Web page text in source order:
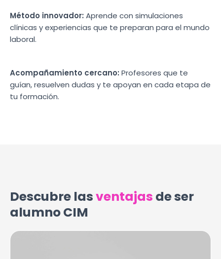
Método innovador: Aprende con simulaciones
clínicas y experiencias que te preparan para el mundo
laboral.
Acompañamiento cercano: Profesores que te
guían, resuelven dudas y te apoyan en cada etapa de
tu formación.
Descubre lasventajas de ser
alumno CIM